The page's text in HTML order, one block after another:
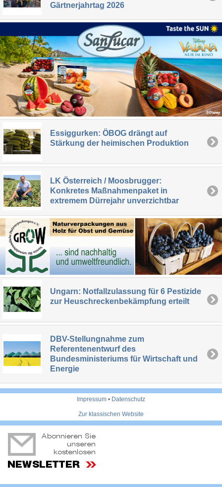
Gärtnerjahrtag 2026
Essiggurken: ÖBOG drängt auf
Stärkung der heimischen Produktion
LK Österreich / Moosbrugger:
Konkretes Maßnahmenpaket in
extremem Dürrejahr unverzichtbar
Ungarn: Notfallzulassung für 6 Pestizide
zur Heuschreckenbekämpfung erteilt
DBV-Stellungnahme zum
Referentenentwurf des
Bundesministeriums für Wirtschaft und
Energie
Impressum • Datenschutz
Zur klassischen Website